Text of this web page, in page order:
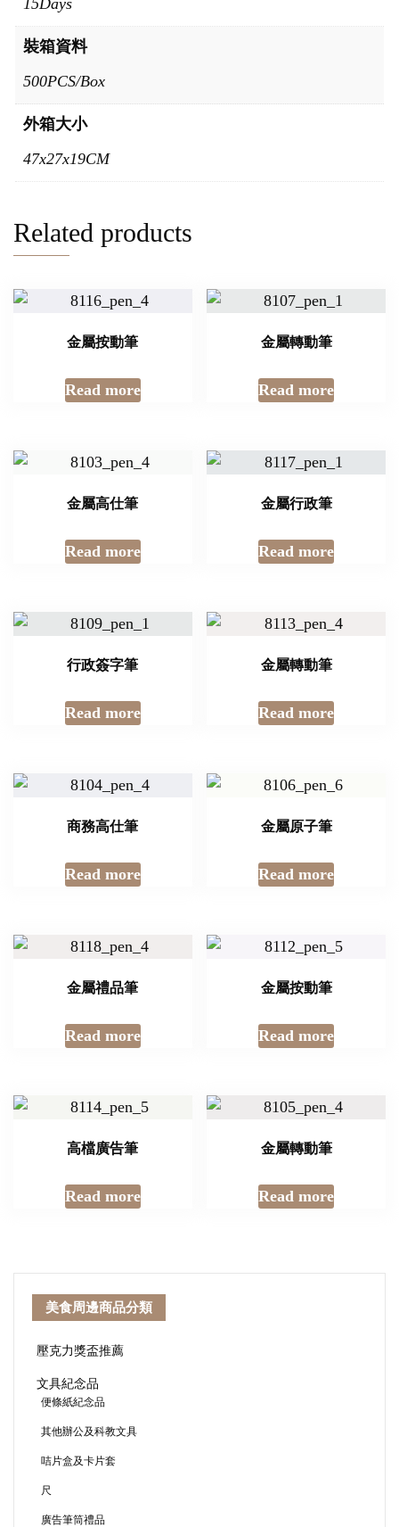
15Days
裝箱資料
500PCS/Box
外箱大小
47x27x19CM
Related products
金屬按動筆
Read more
金屬轉動筆
Read more
金屬高仕筆
Read more
金屬行政筆
Read more
行政簽字筆
Read more
金屬轉動筆
Read more
商務高仕筆
Read more
金屬原子筆
Read more
金屬禮品筆
Read more
金屬按動筆
Read more
高檔廣告筆
Read more
金屬轉動筆
Read more
美食周邊商品分類
壓克力獎盃推薦
文具紀念品
便條紙紀念品
其他辦公及科教文具
咭片盒及卡片套
尺
廣告筆筒禮品